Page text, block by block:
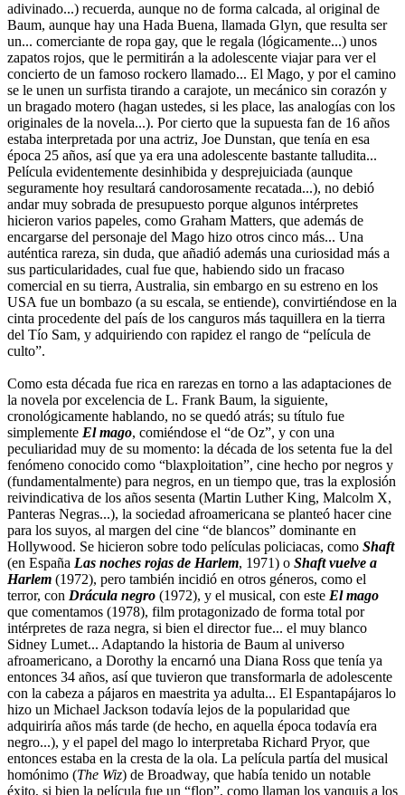
adivinado...) recuerda, aunque no de forma calcada, al original de
Baum, aunque hay una Hada Buena, llamada Glyn, que resulta ser
un... comerciante de ropa gay, que le regala (lógicamente...) unos
zapatos rojos, que le permitirán a la adolescente viajar para ver el
concierto de un famoso rockero llamado... El Mago, y por el camino
se le unen un surfista tirando a carajote, un mecánico sin corazón y
un bragado motero (hagan ustedes, si les place, las analogías con los
originales de la novela...). Por cierto que la supuesta fan de 16 años
estaba interpretada por una actriz, Joe Dunstan, que tenía en esa
época 25 años, así que ya era una adolescente bastante talludita...
Película evidentemente desinhibida y desprejuiciada (aunque
seguramente hoy resultará candorosamente recatada...), no debió
andar muy sobrada de presupuesto porque algunos intérpretes
hicieron varios papeles, como Graham Matters, que además de
encargarse del personaje del Mago hizo otros cinco más... Una
auténtica rareza, sin duda, que añadió además una curiosidad más a
sus particularidades, cual fue que, habiendo sido un fracaso
comercial en su tierra, Australia, sin embargo en su estreno en los
USA fue un bombazo (a su escala, se entiende), convirtiéndose en la
cinta procedente del país de los canguros más taquillera en la tierra
del Tío Sam, y adquiriendo con rapidez el rango de “película de
culto”.
Como esta década fue rica en rarezas en torno a las adaptaciones de
la novela por excelencia de L. Frank Baum, la siguiente,
cronológicamente hablando, no se quedó atrás; su título fue
simplemente El mago, comiéndose el “de Oz”, y con una
peculiaridad muy de su momento: la década de los setenta fue la del
fenómeno conocido como “blaxploitation”, cine hecho por negros y
(fundamentalmente) para negros, en un tiempo que, tras la explosión
reivindicativa de los años sesenta (Martin Luther King, Malcolm X,
Panteras Negras...), la sociedad afroamericana se planteó hacer cine
para los suyos, al margen del cine “de blancos” dominante en
Hollywood. Se hicieron sobre todo películas policiacas, como Shaft
(en España Las noches rojas de Harlem, 1971) o Shaft vuelve a
Harlem (1972), pero también incidió en otros géneros, como el
terror, con Drácula negro (1972), y el musical, con este El mago
que comentamos (1978), film protagonizado de forma total por
intérpretes de raza negra, si bien el director fue... el muy blanco
Sidney Lumet... Adaptando la historia de Baum al universo
afroamericano, a Dorothy la encarnó una Diana Ross que tenía ya
entonces 34 años, así que tuvieron que transformarla de adolescente
con la cabeza a pájaros en maestrita ya adulta... El Espantapájaros lo
hizo un Michael Jackson todavía lejos de la popularidad que
adquiriría años más tarde (de hecho, en aquella época todavía era
negro...), y el papel del mago lo interpretaba Richard Pryor, que
entonces estaba en la cresta de la ola. La película partía del musical
homónimo (The Wiz) de Broadway, que había tenido un notable
éxito, si bien la película fue un “flop”, como llaman los yanquis a los